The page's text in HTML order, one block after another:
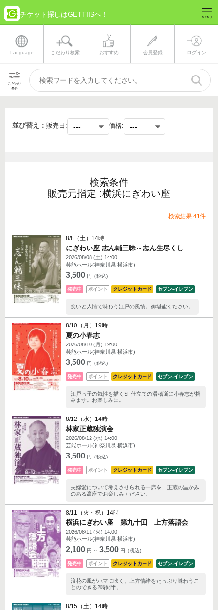
チケット探しはGETTIISへ！
Language こだわり検索 おすすめ 会員登録 ログイン
こだわり
条件
並び替え： 販売日: 価格:
検索条件
販売元指定 :横浜にぎわい座
検索結果:41件
8/8（土）14時
にぎわい座 志ん輔三昧～志ん生尽くし
2026/08/08 (土) 14:00
芸能ホール(神奈川県 横浜市)
3,500 円（税込)
発売中 ポイント クレジットカード セブン‐イレブン
笑いと人情で味わう江戸の風情。御堪能ください。
8/10（月）19時
夏の小春志
2026/08/10 (月) 19:00
芸能ホール(神奈川県 横浜市)
3,500 円（税込)
発売中 ポイント クレジットカード セブン‐イレブン
江戸っ子の気性を描くSF仕立ての滑稽噺に小春志が挑
みます。お楽しみに。
8/12（水）14時
林家正蔵独演会
2026/08/12 (水) 14:00
芸能ホール(神奈川県 横浜市)
3,500 円（税込)
発売中 ポイント クレジットカード セブン‐イレブン
夫婦愛について考えさせられる一席を、正蔵の温かみ
のある高座でお楽しみください。
8/11（火・祝）14時
横浜にぎわい座 第九十回 上方落語会
2026/08/11 (火) 14:00
芸能ホール(神奈川県 横浜市)
2,100 円 ～ 3,500 円（税込)
発売中 ポイント クレジットカード セブン‐イレブン
浪花の風がハマに吹く。上方情緒をたっぷり味わうこ
とのできる2時間半。
8/15（土）14時